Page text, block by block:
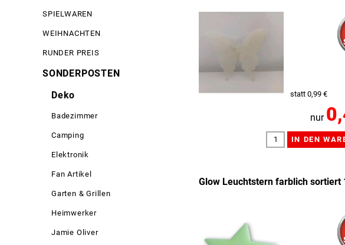
SPIELWAREN
WEIHNACHTEN
RUNDER PREIS
SONDERPOSTEN
Deko
Badezimmer
Camping
Elektronik
Fan Artikel
Garten & Grillen
Heimwerker
Jamie Oliver
statt 0,99 €
nur
Glow Leuchtstern farblich sortiert